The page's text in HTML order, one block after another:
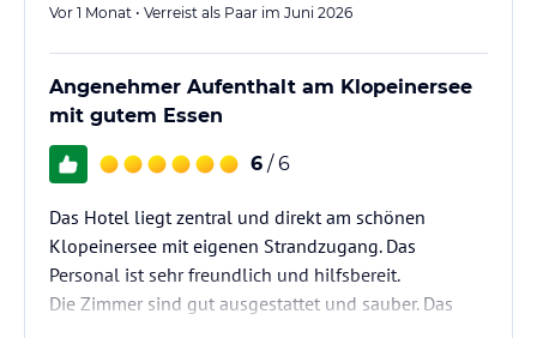
Vor 1 Monat • Verreist als Paar im Juni 2026
Angenehmer Aufenthalt am Klopeinersee
mit gutem Essen
6 / 6
Das Hotel liegt zentral und direkt am schönen
Klopeinersee mit eigenen Strandzugang. Das
Personal ist sehr freundlich und hilfsbereit.
Die Zimmer sind gut ausgestattet und sauber. Das